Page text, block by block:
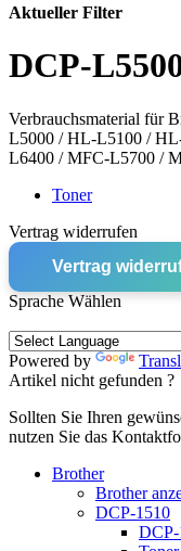
Aktueller Filter
DCP-
Verbrauchsmaterial für
L5000 / HL-L5100 /
L6400 / MFC-L5700 /
Toner
Vertrag widerrufen
Vertrag
Sprache Wählen
Powered by
Artikel nicht gefunden ?
Sollten Sie Ihren
nutzen Sie das
Brother
Brother
DCP-1510
DCP-